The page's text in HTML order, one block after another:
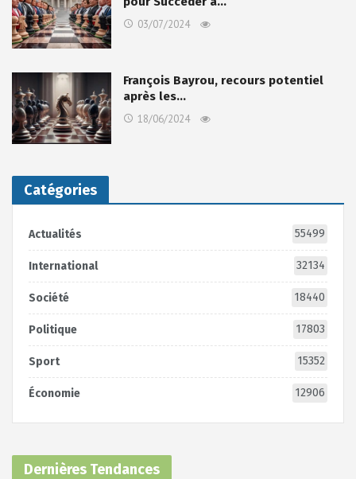
03/07/2024
François Bayrou, recours potentiel
après les…
18/06/2024
Catégories
Actualités 55499
International 32134
Société 18440
Politique 17803
Sport 15352
Économie 12906
Dernières Tendances